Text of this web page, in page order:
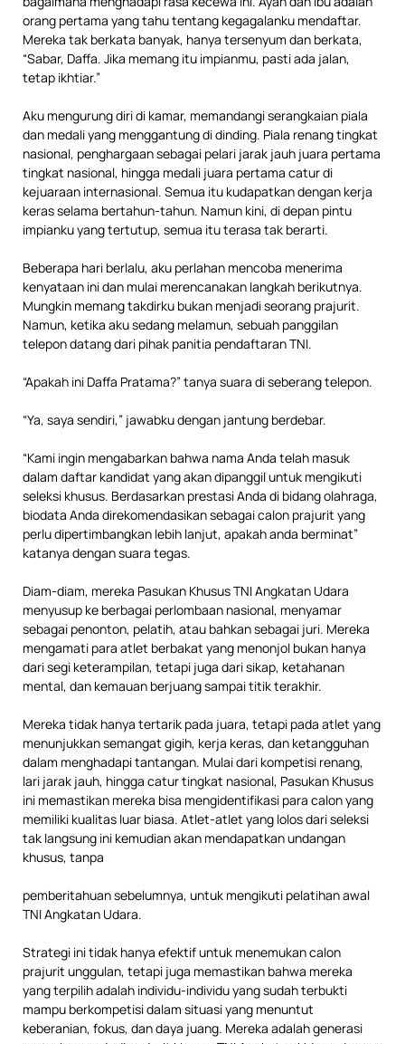
orang pertama yang tahu tentang kegagalanku mendaftar.
Mereka tak berkata banyak, hanya tersenyum dan berkata,
“Sabar, Daffa. Jika memang itu impianmu, pasti ada jalan,
tetap ikhtiar.”
Aku mengurung diri di kamar, memandangi serangkaian piala
dan medali yang menggantung di dinding. Piala renang tingkat
nasional, penghargaan sebagai pelari jarak jauh juara pertama
tingkat nasional, hingga medali juara pertama catur di
kejuaraan internasional. Semua itu kudapatkan dengan kerja
keras selama bertahun-tahun. Namun kini, di depan pintu
impianku yang tertutup, semua itu terasa tak berarti.
Beberapa hari berlalu, aku perlahan mencoba menerima
kenyataan ini dan mulai merencanakan langkah berikutnya.
Mungkin memang takdirku bukan menjadi seorang prajurit.
Namun, ketika aku sedang melamun, sebuah panggilan
telepon datang dari pihak panitia pendaftaran TNI.
“Apakah ini Daffa Pratama?” tanya suara di seberang telepon.
“Ya, saya sendiri,” jawabku dengan jantung berdebar.
“Kami ingin mengabarkan bahwa nama Anda telah masuk
dalam daftar kandidat yang akan dipanggil untuk mengikuti
seleksi khusus. Berdasarkan prestasi Anda di bidang olahraga,
biodata Anda direkomendasikan sebagai calon prajurit yang
perlu dipertimbangkan lebih lanjut, apakah anda berminat”
katanya dengan suara tegas.
Diam-diam, mereka Pasukan Khusus TNI Angkatan Udara
menyusup ke berbagai perlombaan nasional, menyamar
sebagai penonton, pelatih, atau bahkan sebagai juri. Mereka
mengamati para atlet berbakat yang menonjol bukan hanya
dari segi keterampilan, tetapi juga dari sikap, ketahanan
mental, dan kemauan berjuang sampai titik terakhir.
Mereka tidak hanya tertarik pada juara, tetapi pada atlet yang
menunjukkan semangat gigih, kerja keras, dan ketangguhan
dalam menghadapi tantangan. Mulai dari kompetisi renang,
lari jarak jauh, hingga catur tingkat nasional, Pasukan Khusus
ini memastikan mereka bisa mengidentifikasi para calon yang
memiliki kualitas luar biasa. Atlet-atlet yang lolos dari seleksi
tak langsung ini kemudian akan mendapatkan undangan
khusus, tanpa
pemberitahuan sebelumnya, untuk mengikuti pelatihan awal
TNI Angkatan Udara.
Strategi ini tidak hanya efektif untuk menemukan calon
prajurit unggulan, tetapi juga memastikan bahwa mereka
yang terpilih adalah individu-individu yang sudah terbukti
mampu berkompetisi dalam situasi yang menuntut
keberanian, fokus, dan daya juang. Mereka adalah generasi